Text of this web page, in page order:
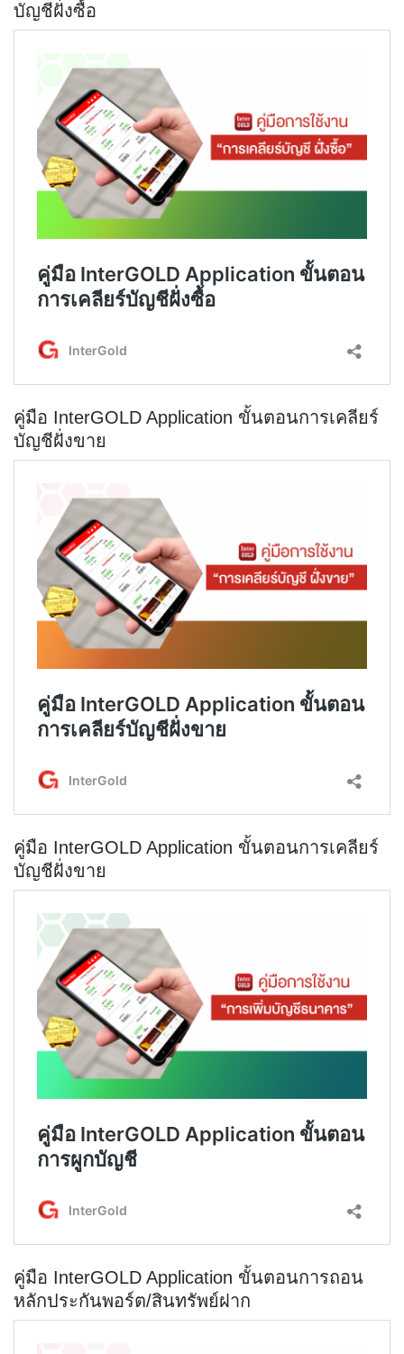
บัญชีฝั่งซื้อ
คู่มือ InterGOLD Application ขั้นตอนการเคลียร์
บัญชีฝั่งขาย
คู่มือ InterGOLD Application ขั้นตอนการเคลียร์
บัญชีฝั่งขาย
คู่มือ InterGOLD Application ขั้นตอนการถอน
หลักประกันพอร์ต/สินทรัพย์ฝาก